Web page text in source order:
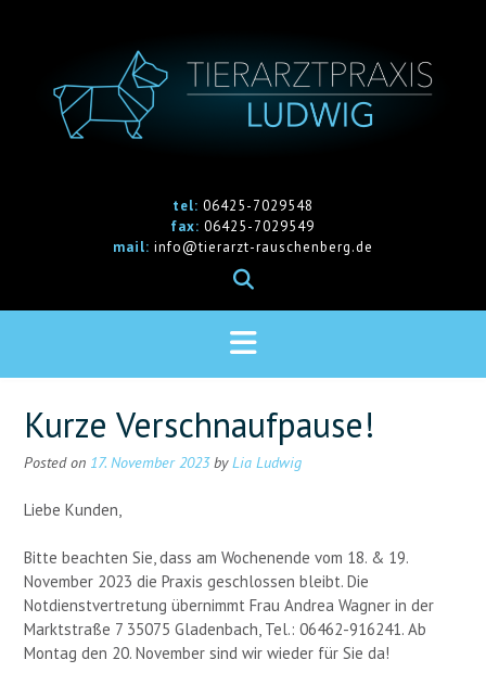
tel: 06425-7029548
fax: 06425-7029549
mail: info@tierarzt-rauschenberg.de
Kurze Verschnaufpause!
Posted on 17. November 2023byLia Ludwig
Liebe Kunden,
Bitte beachten Sie, dass am Wochenende vom 18. & 19.
November 2023 die Praxis geschlossen bleibt. Die
Notdienstvertretung übernimmt Frau Andrea Wagner in der
Marktstraße 7 35075 Gladenbach, Tel.: 06462-916241. Ab
Montag den 20. November sind wir wieder für Sie da!